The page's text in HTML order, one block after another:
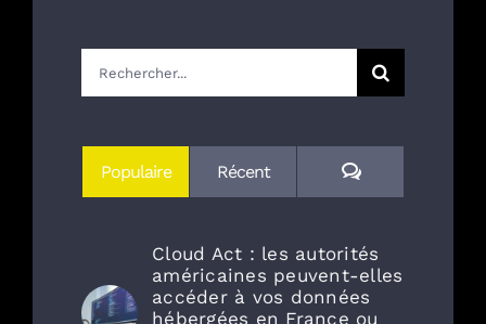
Rechercher:
Populaire Récent Commentaires
Cloud Act : les autorités
américaines peuvent-elles
accéder à vos données
hébergées en France ou